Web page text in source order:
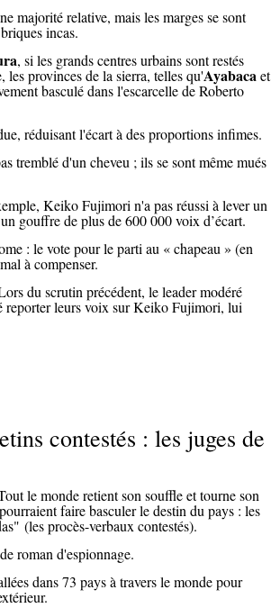
majorité relative, mais les marges se sont
incas.
, si les grands centres urbains sont restés
les provinces de la sierra, telles qu'Ayabacaet
basculé dans l'escarcelle de Roberto
réduisant l'écart à des proportions infimes.
tremblé d'un cheveu ; ils se sont même mués
Keiko Fujimori n'a pas réussi à lever un
gouffre de plus de 600 000 voix d’écart.
: le vote pour le parti au « chapeau » (en
à compenser.
du scrutin précédent, le leader modéré
reporter leurs voix sur Keiko Fujimori, lui
contestés : les juges de
le monde retient son souffle et tourne son
faire basculer le destin du pays : les
(les procès-verbaux contestés).
roman d'espionnage.
dans 73 pays à travers le monde pour